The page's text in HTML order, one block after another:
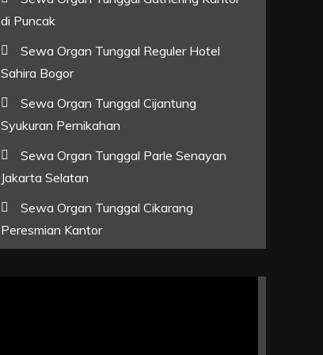
di Puncak
Sewa Organ Tunggal Reguler Hotel
Sahira Bogor
Sewa Organ Tunggal Cijantung
Syukuran Pernikahan
Sewa Organ Tunggal Parle Senayan
Jakarta Selatan
Sewa Organ Tunggal Cikarang
Peresmian Kantor